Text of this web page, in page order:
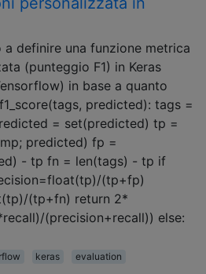
definire una funzione metrica
(punteggio F1) in Keras
in base a quanto
predicted): tags =
= set(predicted) tp =
predicted) fp =
- tp fn = len(tags) - tp if
(tp+fp)
(tp+fn) return 2*
(precision+recall)) else:
keras evaluation